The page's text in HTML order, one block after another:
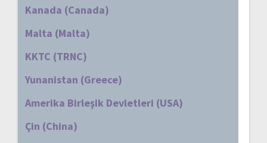
Kanada (Canada)
Malta (Malta)
KKTC (TRNC)
Yunanistan (Greece)
Amerika Birleşik Devletleri (USA)
Çin (China)